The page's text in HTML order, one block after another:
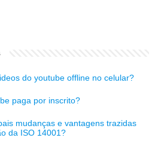
do youtube offline no celular?
paga por inscrito?
mudanças e vantagens trazidas
da ISO 14001?